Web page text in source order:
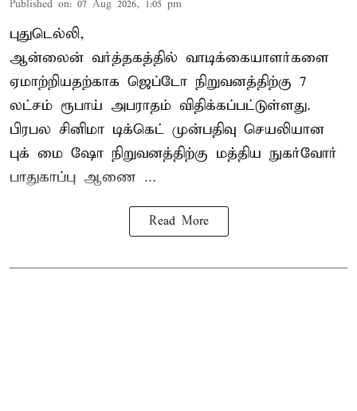
Published on: 07 Aug 2026, 1:05 pm
புதுடெல்லி,
ஆன்லைன் வர்த்தகத்தில் வாடிக்கையாளர்களை
ஏமாற்றியதற்காக ஜெப்டோ நிறுவனத்திற்கு 7
லட்சம் ரூபாய் அபராதம் விதிக்கப்பட்டுள்ளது.
பிரபல சினிமா டிக்கெட் முன்பதிவு செயலியான
புக் மை ஷோ நிறுவனத்திற்கு மத்திய நுகர்வோர்
பாதுகாப்பு ஆணை ...
Read More